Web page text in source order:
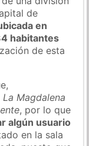
de
en
habitantes
de esta
Magdalena
, por lo que
algún usuario
en la sala